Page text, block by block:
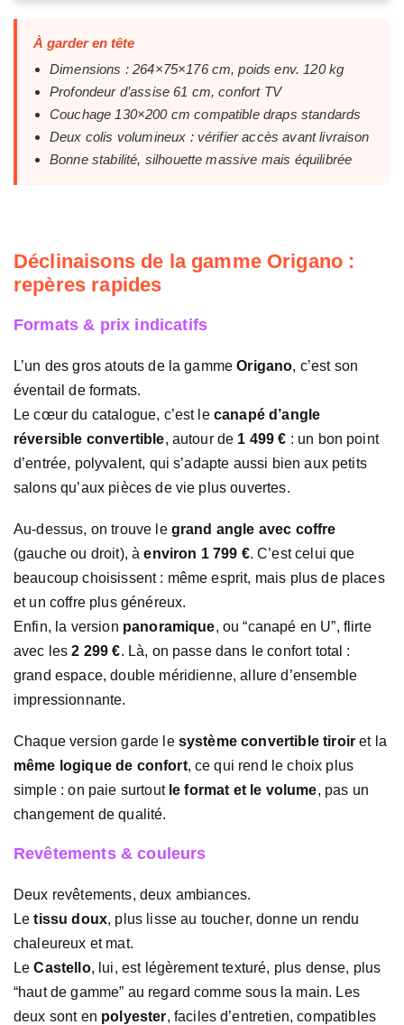
À garder en tête
Dimensions : 264×75×176 cm, poids env. 120 kg
Profondeur d’assise 61 cm, confort TV
Couchage 130×200 cm compatible draps standards
Deux colis volumineux : vérifier accès avant livraison
Bonne stabilité, silhouette massive mais équilibrée
Déclinaisons de la gamme Origano :
repères rapides
Formats & prix indicatifs
L’un des gros atouts de la gammeOrigano, c’est son
éventail de formats.
Le cœur du catalogue, c’est le canapé d’angle
réversible convertible, autour de 1 499 € : un bon point
d’entrée, polyvalent, qui s’adapte aussi bien aux petits
salons qu’aux pièces de vie plus ouvertes.
Au-dessus, on trouve le grand angle avec coffre
(gauche ou droit), àenviron 1 799 €. C’est celui que
beaucoup choisissent : même esprit, mais plus de places
et un coffre plus généreux.
Enfin, la version panoramique, ou “canapé en U”, flirte
avec les2 299 €. Là, on passe dans le confort total :
grand espace, double méridienne, allure d’ensemble
impressionnante.
Chaque version garde le système convertible tiroir et la
même logique de confort, ce qui rend le choix plus
simple : on paie surtout le format et le volume, pas un
changement de qualité.
Revêtements & couleurs
Deux revêtements, deux ambiances.
Letissu doux, plus lisse au toucher, donne un rendu
chaleureux et mat.
LeCastello, lui, est légèrement texturé, plus dense, plus
“haut de gamme” au regard comme sous la main. Les
deux sont en polyester, faciles d’entretien, compatibles